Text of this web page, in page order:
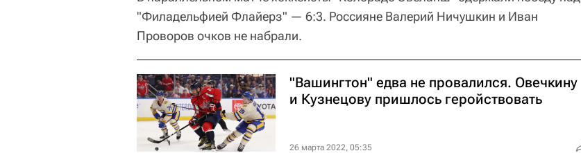
"Филадельфией Флайерз" — 6:3. Россияне Валерий Ничушкин и Иван
Проворов очков не набрали.
"Вашингтон" едва не провалился. Овечкину
и Кузнецову пришлось геройствовать
26 марта 2022, 05:35